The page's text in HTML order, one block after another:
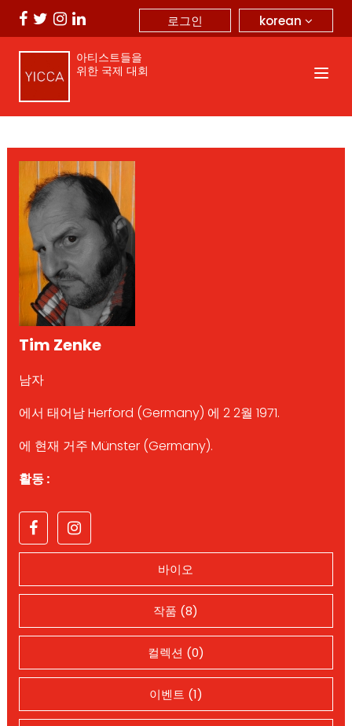
korean
로그인
아티스트들을
위한 국제 대회
Tim Zenke
남자
에서 태어남 Herford (Germany) 에 2 2월 1971.
에 현재 거주 Münster (Germany).
활동 :
바이오
작품 (8)
컬렉션 (0)
이벤트 (1)